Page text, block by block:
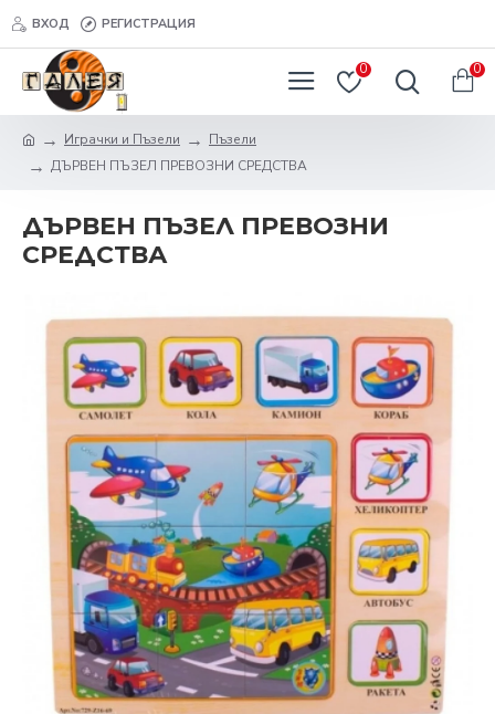
ВХОД РЕГИСТРАЦИЯ
0 0
Играчки и Пъзели
Пъзели
ДЪРВЕН ПЪЗЕЛ ПРЕВОЗНИ СРЕДСТВА
ДЪРВЕН ПЪЗЕЛ ПРЕВОЗНИ
СРЕДСТВА